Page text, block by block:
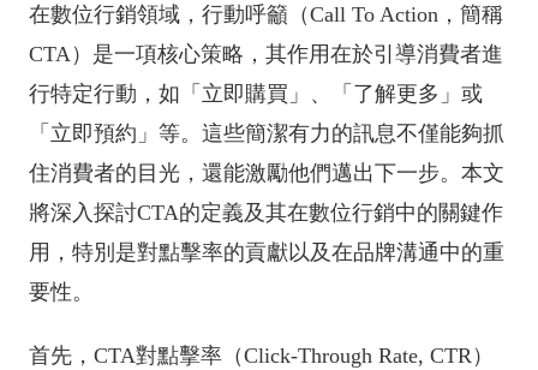
在數位行銷領域，行動呼籲（Call To Action，簡稱
CTA）是一項核心策略，其作用在於引導消費者進
行特定行動，如「立即購買」、「了解更多」或
「立即預約」等。這些簡潔有力的訊息不僅能夠抓
住消費者的目光，還能激勵他們邁出下一步。本文
將深入探討CTA的定義及其在數位行銷中的關鍵作
用，特別是對點擊率的貢獻以及在品牌溝通中的重
要性。
首先，CTA對點擊率（Click-Through Rate, CTR）